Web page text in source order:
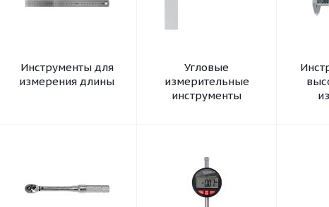
Инструменты для
измерения длины
Угловые
измерительные
инструменты